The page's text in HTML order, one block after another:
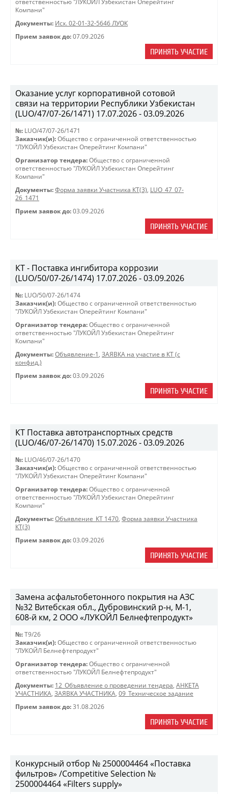
ответственностью "ЛУКОЙЛ Узбекистан Оперейтинг
Компани"
Документы: Исх. 02-01-32-5646 ЛУОК
Прием заявок до: 07.09.2026
ПРИНЯТЬ УЧАСТИЕ
Оказание услуг корпоративной сотовой
связи на территории Республики Узбекистан
(LUO/47/07-26/1471) 17.07.2026 - 03.09.2026
№: LUO/47/07-26/1471
Заказчик(и): Общество с ограниченной ответственностью
"ЛУКОЙЛ Узбекистан Оперейтинг Компани"
Организатор тендера: Общество с ограниченной
ответственностью "ЛУКОЙЛ Узбекистан Оперейтинг
Компани"
Документы: Форма заявки Участника КТ(3), LUO_47_07-
26_1471
Прием заявок до: 03.09.2026
ПРИНЯТЬ УЧАСТИЕ
КТ - Поставка ингибитора коррозии
(LUO/50/07-26/1474) 17.07.2026 - 03.09.2026
№: LUO/50/07-26/1474
Заказчик(и): Общество с ограниченной ответственностью
"ЛУКОЙЛ Узбекистан Оперейтинг Компани"
Организатор тендера: Общество с ограниченной
ответственностью "ЛУКОЙЛ Узбекистан Оперейтинг
Компани"
Документы: Объявление-1 , ЗАЯВКА на участие в КТ (с
конфид.)
Прием заявок до: 03.09.2026
ПРИНЯТЬ УЧАСТИЕ
КТ Поставка автотранспортных средств
(LUO/46/07-26/1470) 15.07.2026 - 03.09.2026
№: LUO/46/07-26/1470
Заказчик(и): Общество с ограниченной ответственностью
"ЛУКОЙЛ Узбекистан Оперейтинг Компани"
Организатор тендера: Общество с ограниченной
ответственностью "ЛУКОЙЛ Узбекистан Оперейтинг
Компани"
Документы: Объявление_КТ 1470, Форма заявки Участника
КТ(3)
Прием заявок до: 03.09.2026
ПРИНЯТЬ УЧАСТИЕ
Замена асфальтобетонного покрытия на АЗС
№32 Витебская обл., Дубровинский р-н, М-1,
608-й км, 2 ООО «ЛУКОЙЛ Белнефтепродукт»
№: T9/26
Заказчик(и): Общество с ограниченной ответственностью
"ЛУКОЙЛ Белнефтепродукт"
Организатор тендера: Общество с ограниченной
ответственностью "ЛУКОЙЛ Белнефтепродукт"
Документы: 12_Объявление о проведении тендера, АНКЕТА
УЧАСТНИКА, ЗАЯВКА УЧАСТНИКА, 09_Техническое задание
Прием заявок до: 31.08.2026
ПРИНЯТЬ УЧАСТИЕ
Конкурсный отбор № 2500004464 «Поставка
фильтров» /Competitive Selection №
2500004464 «Filters supply»